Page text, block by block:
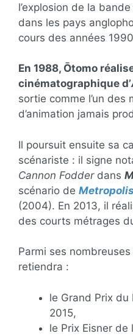
l’explosion de la
dans les pays
cours des années
En 1988, Ōtomo
cinématographique d’
sortie comme l’un des
d’animation jamais
Il poursuit ensuite sa
scénariste : il signe
Cannon Fodderdans
scénario de Metropolis
(2004). En 2013, il
des courts métrages
Parmi ses
retiendra :
le Grand Prix du
2015,
le Prix Eisner